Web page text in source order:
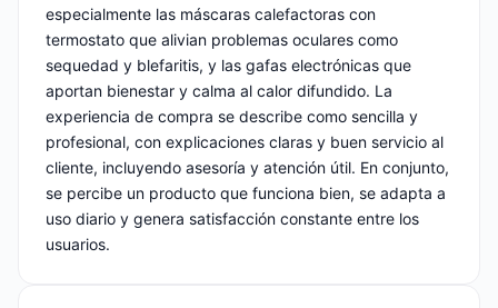
especialmente las máscaras calefactoras con
termostato que alivian problemas oculares como
sequedad y blefaritis, y las gafas electrónicas que
aportan bienestar y calma al calor difundido. La
experiencia de compra se describe como sencilla y
profesional, con explicaciones claras y buen servicio al
cliente, incluyendo asesoría y atención útil. En conjunto,
se percibe un producto que funciona bien, se adapta a
uso diario y genera satisfacción constante entre los
usuarios.